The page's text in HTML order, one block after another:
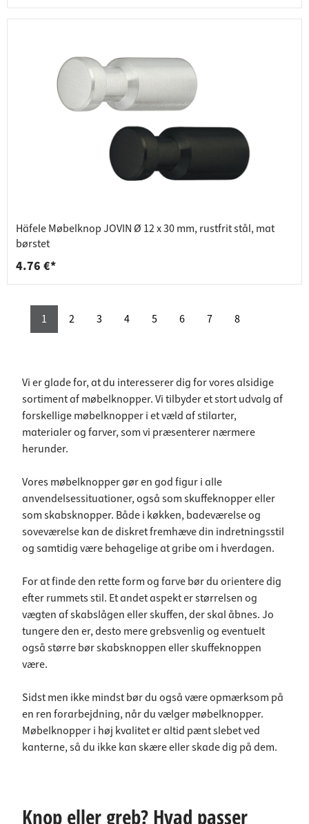
Häfele Møbelknop JOVIN Ø 12 x 30 mm, rustfrit stål, mat
børstet
4.76 €*
1 2 3 4 5 6 7 8
Vi er glade for, at du interesserer dig for vores alsidige
sortiment af møbelknopper. Vi tilbyder et stort udvalg af
forskellige møbelknopper i et væld af stilarter,
materialer og farver, som vi præsenterer nærmere
herunder.
Vores møbelknopper gør en god figur i alle
anvendelsessituationer, også som skuffeknopper eller
som skabsknopper. Både i køkken, badeværelse og
soveværelse kan de diskret fremhæve din indretningsstil
og samtidig være behagelige at gribe om i hverdagen.
For at finde den rette form og farve bør du orientere dig
efter rummets stil. Et andet aspekt er størrelsen og
vægten af skabslågen eller skuffen, der skal åbnes. Jo
tungere den er, desto mere grebsvenlig og eventuelt
også større bør skabsknoppen eller skuffeknoppen
være.
Sidst men ikke mindst bør du også være opmærksom på
en ren forarbejdning, når du vælger møbelknopper.
Møbelknopper i høj kvalitet er altid pænt slebet ved
kanterne, så du ikke kan skære eller skade dig på dem.
Knop eller greb? Hvad passer